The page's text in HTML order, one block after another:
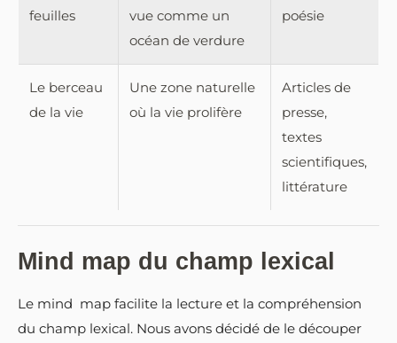
feuilles
vue comme un
océan de verdure
poésie
Le berceau
de la vie
Une zone naturelle
où la vie prolifère
Articles de
presse,
textes
scientifiques,
littérature
Mind map du champ lexical
Le mind map facilite la lecture et la compréhension
du champ lexical. Nous avons décidé de le découper